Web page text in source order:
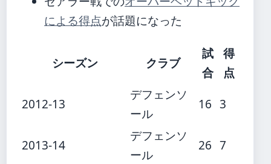
による得点が話題になった
シーズン クラブ
試
合
得
点
2012-13
デフェンソ
ール
16 3
2013-14
デフェンソ
ール
26 7